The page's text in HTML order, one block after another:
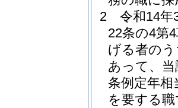
2
令和14年
22条の4第
げる者の
あって、
条例定年相
を要する